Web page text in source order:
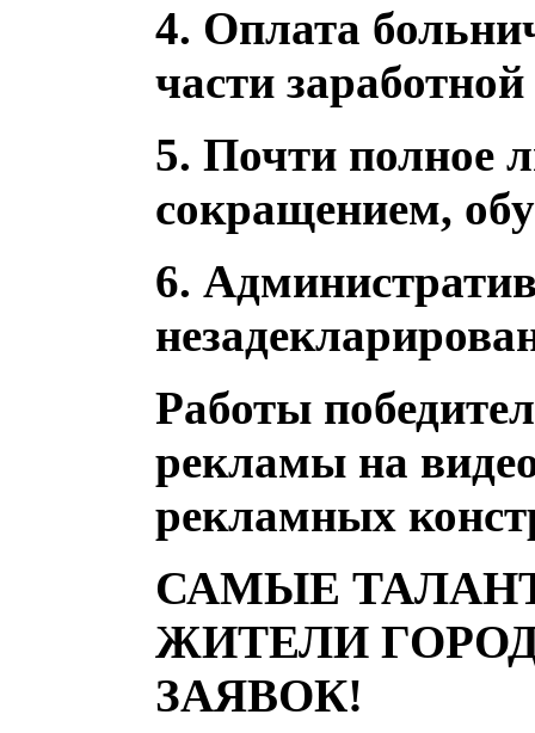
4. Оплата
части
5. Почти полное
сокращением,
6.
Работы
рекламы на
рекламных
САМЫЕ
ЖИТЕЛИ
ЗАЯВОК!